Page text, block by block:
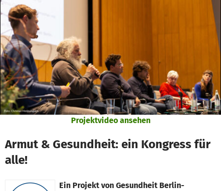
Zum Hauptinhalt springen
Erklärung zur Barrierefreiheit anzeigen
Projektvideo ansehen
Armut & Gesundheit: ein Kongress für
alle!
Ein Projekt von Gesundheit Berlin-